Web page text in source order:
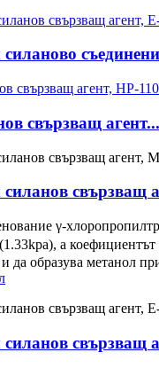
свързващ агент...
свързващ
γ-
а коефициентът
и да образува метанол
свързващ